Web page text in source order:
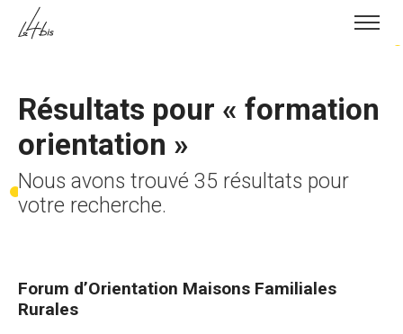
Skip to content
Résultats pour « formation
orientation »
Nous avons trouvé 35 résultats pour
votre recherche.
Forum d’Orientation Maisons Familiales
Rurales